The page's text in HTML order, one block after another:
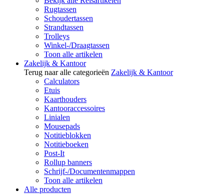
Rugtassen
Schoudertassen
Strandtassen
Trolleys
Winkel-/Draagtassen
Toon alle artikelen
Zakelijk & Kantoor
Terug naar alle categorieën Zakelijk & Kantoor
Calculators
Etuis
Kaarthouders
Kantooraccessoires
Linialen
Mousepads
Notitieblokken
Notitieboeken
Post-It
Rollup banners
Schrijf-/Documentenmappen
Toon alle artikelen
Alle producten